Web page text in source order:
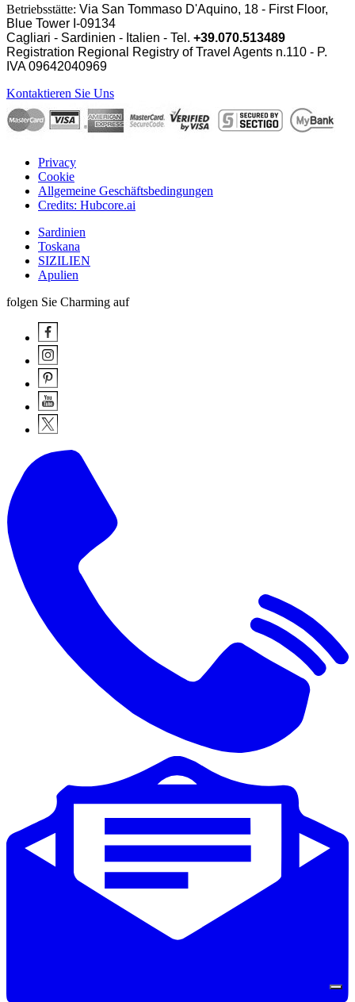
Betriebsstätte: Via San Tommaso D'Aquino, 18 - First Floor,
Blue Tower I-09134
Cagliari - Sardinien - Italien - Tel. +39.070.513489
Registration Regional Registry of Travel Agents n.110 - P.
IVA09642040969
Kontaktieren Sie Uns
Privacy
Cookie
Allgemeine Geschäftsbedingungen
Credits: Hubcore.ai
Sardinien
Toskana
SIZILIEN
Apulien
folgen Sie Charming auf